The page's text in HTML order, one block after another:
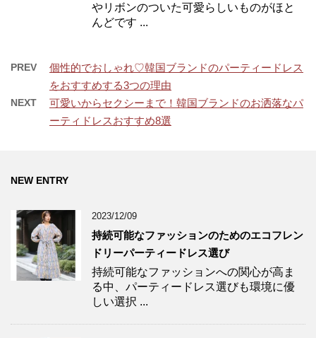
やリボンのついた可愛らしいものがほと
んどです ...
PREV
個性的でおしゃれ♡韓国ブランドのパーティードレス
をおすすめする3つの理由
NEXT
可愛いからセクシーまで！韓国ブランドのお洒落なパ
ーティドレスおすすめ8選
NEW ENTRY
2023/12/09
持続可能なファッションのためのエコフレン
ドリーパーティードレス選び
持続可能なファッションへの関心が高ま
る中、パーティードレス選びも環境に優
しい選択 ...